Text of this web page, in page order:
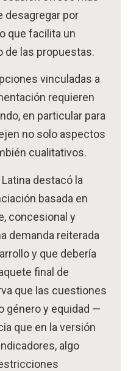
desagregar por
que facilita un
de las propuestas.
vinculadas a
requieren
en particular para
no solo aspectos
cualitativos.
destacó la
basada en
concesional y
demanda reiterada
y que debería
final de
que las cuestiones
género y equidad —
que en la versión
algo